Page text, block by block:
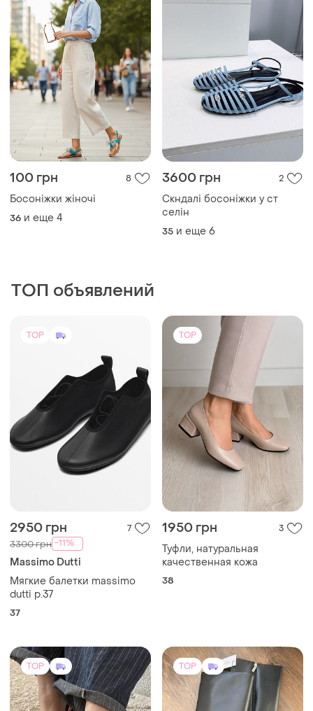
100 грн 8
Босоніжки жіночі
36 и еще 4
3600 грн 2
Скндалі босоніжки у ст
селін
35 и еще 6
ТОП объявлений
TOP
2950 грн 7
3300 грн -11%
Massimo Dutti
Мягкие балетки massimo
dutti р.37
37
TOP
1950 грн 3
Туфли, натуральная
качественная кожа
38
TOP TOP